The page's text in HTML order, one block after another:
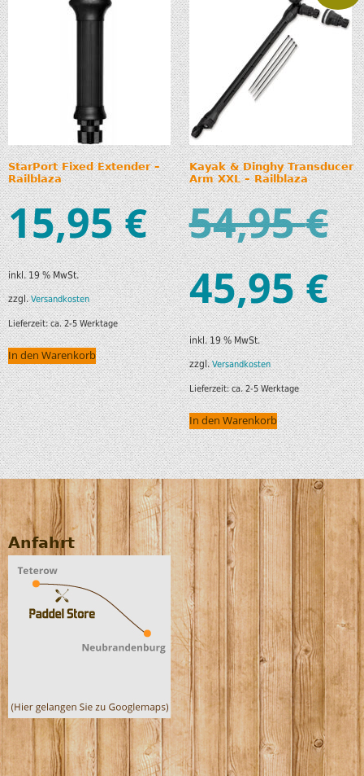
StarPort Fixed Extender –
Railblaza
15,95€
inkl. 19 % MwSt.
zzgl.Versandkosten
Lieferzeit:ca. 2-5 Werktage
In den Warenkorb
Kayak & Dinghy Transducer
Arm XXL – Railblaza
54,95€
45,95€
inkl. 19 % MwSt.
zzgl.Versandkosten
Lieferzeit:ca. 2-5 Werktage
In den Warenkorb
Anfahrt